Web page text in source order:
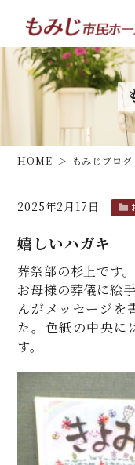
HOME もみじブログ
2025年2月17日
嬉しいハガキ
葬祭部の杉上です。
お母様の葬儀に絵
んがメッセージを
た。色紙の中央に
す。